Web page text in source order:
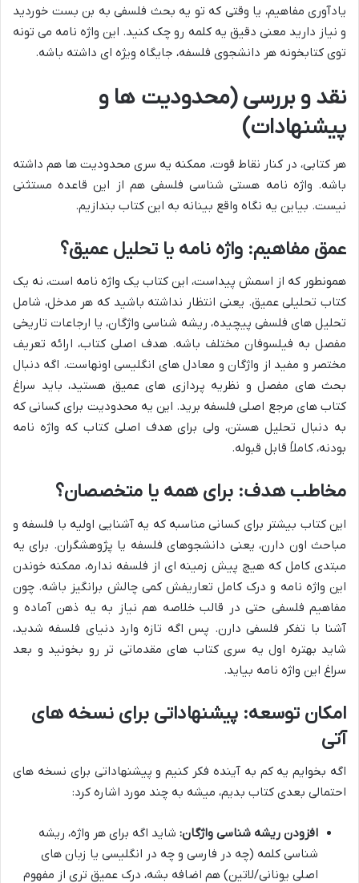
یادآوری مفاهیم، یا وقتی که تو یه بحث فلسفی به بن بست خوردید
و نیاز دارید معنی دقیق یه کلمه رو چک کنید. این واژه نامه می تونه
توی کتابخونه هر دانشجوی فلسفه، جایگاه ویژه ای داشته باشه.
نقد و بررسی (محدودیت ها و
پیشنهادات)
هر کتابی، در کنار نقاط قوت، ممکنه یه سری محدودیت ها هم داشته
باشه. واژه نامه هستی شناسی فلسفی هم از این قاعده مستثنی
نیست. بیاین یه نگاه واقع بینانه به این کتاب بندازیم.
عمق مفاهیم: واژه نامه یا تحلیل عمیق؟
همونطور که از اسمش پیداست، این کتاب یک واژه نامه است، نه یک
کتاب تحلیلی عمیق. یعنی انتظار نداشته باشید که هر مدخل، شامل
تحلیل های فلسفی پیچیده، ریشه شناسی واژگان، یا ارجاعات تاریخی
مفصل به فیلسوفان مختلف باشه. هدف اصلی کتاب، ارائه تعریف
مختصر و مفید از واژگان و معادل های انگلیسی اونهاست. اگه دنبال
بحث های مفصل و نظریه پردازی های عمیق هستید، باید سراغ
کتاب های مرجع اصلی فلسفه برید. این یه محدودیت برای کسانی که
به دنبال تحلیل هستن، ولی برای هدف اصلی کتاب که واژه نامه
بودنه، کاملاً قابل قبوله.
مخاطب هدف: برای همه یا متخصصان؟
این کتاب بیشتر برای کسانی مناسبه که یه آشنایی اولیه با فلسفه و
مباحث اون دارن، یعنی دانشجوهای فلسفه یا پژوهشگران. برای یه
مبتدی کامل که هیچ پیش زمینه ای از فلسفه نداره، ممکنه خوندن
این واژه نامه و درک کامل تعاریفش کمی چالش برانگیز باشه. چون
مفاهیم فلسفی حتی در قالب خلاصه هم نیاز به یه ذهن آماده و
آشنا با تفکر فلسفی دارن. پس اگه تازه وارد دنیای فلسفه شدید،
شاید بهتره اول یه سری کتاب های مقدماتی تر رو بخونید و بعد
سراغ این واژه نامه بیاید.
امکان توسعه: پیشنهاداتی برای نسخه های
آتی
اگه بخوایم یه کم به آینده فکر کنیم و پیشنهاداتی برای نسخه های
احتمالی بعدی کتاب بدیم، میشه به چند مورد اشاره کرد:
افزودن ریشه شناسی واژگان: شاید اگه برای هر واژه، ریشه
شناسی کلمه (چه در فارسی و چه در انگلیسی یا زبان های
اصلی یونانی/لاتین) هم اضافه بشه، درک عمیق تری از مفهوم